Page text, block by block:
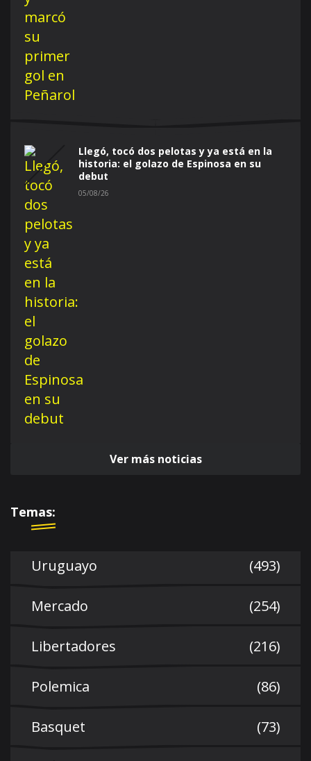
Llegó, tocó dos pelotas y ya está en la
historia: el golazo de Espinosa en su
debut
05/08/26
Ver más noticias
Temas:
Uruguayo (493)
Mercado (254)
Libertadores (216)
Polemica (86)
Basquet (73)